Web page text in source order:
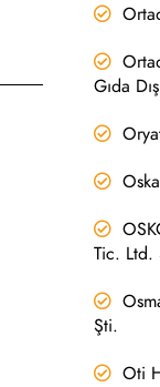
Gıda
Tic. Ltd.
Şti.
Oti